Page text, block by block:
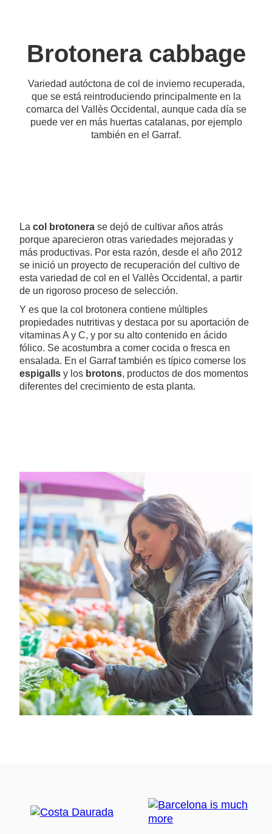
Brotonera cabbage
Variedad autóctona de col de invierno recuperada,
que se está reintroduciendo principalmente en la
comarca del Vallès Occidental, aunque cada día se
puede ver en más huertas catalanas, por ejemplo
también en el Garraf.
La col brotonera se dejó de cultivar años atrás
porque aparecieron otras variedades mejoradas y
más productivas. Por esta razón, desde el año 2012
se inició un proyecto de recuperación del cultivo de
esta variedad de col en el Vallès Occidental, a partir
de un rigoroso proceso de selección.
Y es que la col brotonera contiene múltiples
propiedades nutritivas y destaca por su aportación de
vitaminas A y C, y por su alto contenido en ácido
fólico. Se acostumbra a comer cocida o fresca en
ensalada. En el Garraf también es típico comerse los
espigalls y los brotons, productos de dos momentos
diferentes del crecimiento de esta planta.